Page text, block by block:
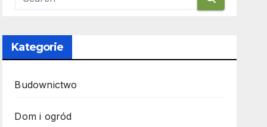
Kategorie
Budownictwo
Dom i ogród